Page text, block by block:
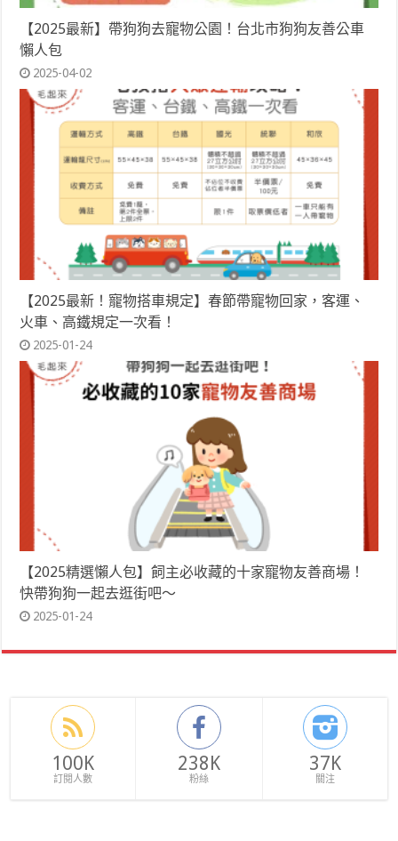
【2025最新】帶狗狗去寵物公園！台北市狗狗友善公車
懶人包
2025-04-02
【2025最新！寵物搭車規定】春節帶寵物回家，客運、
火車、高鐵規定一次看！
2025-01-24
【2025精選懶人包】飼主必收藏的十家寵物友善商場！
快帶狗狗一起去逛街吧～
2025-01-24
100K
訂閱人數
238K
粉絲
37K
關注